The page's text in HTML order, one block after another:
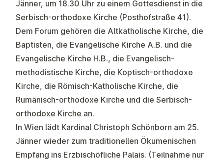
Jänner, um 18.30 Uhr zu einem Gottesdienst in die
Serbisch-orthodoxe Kirche (Posthofstraße 41).
Dem Forum gehören die Altkatholische Kirche, die
Baptisten, die Evangelische Kirche A.B. und die
Evangelische Kirche H.B., die Evangelisch-
methodistische Kirche, die Koptisch-orthodoxe
Kirche, die Römisch-Katholische Kirche, die
Rumänisch-orthodoxe Kirche und die Serbisch-
orthodoxe Kirche an.
In Wien lädt Kardinal Christoph Schönborn am 25.
Jänner wieder zum traditionellen Ökumenischen
Empfang ins Erzbischöfliche Palais. (Teilnahme nur